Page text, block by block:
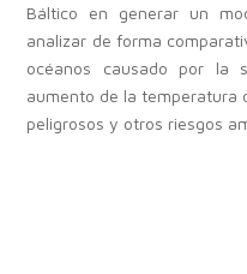
Báltico en generar un
analizar de forma
océanos causado por la
aumento de la temperatura
peligrosos y otros riesgos